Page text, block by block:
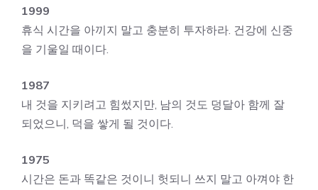
1999
휴식 시간을 아끼지 말고 충분히 투자하라. 건강에 신중
을 기울일 때이다.
1987
내 것을 지키려고 힘썼지만, 남의 것도 덩달아 함께 잘
되었으니, 덕을 쌓게 될 것이다.
1975
시간은 돈과 똑같은 것이니 헛되니 쓰지 말고 아껴야 한